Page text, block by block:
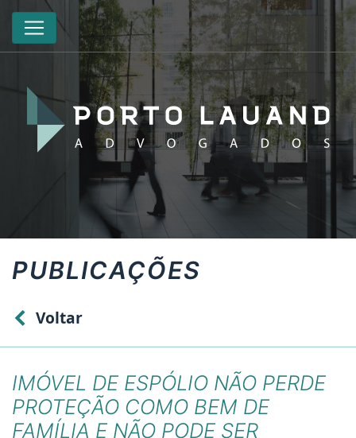
PUBLICAÇÕES
Voltar
IMÓVEL DE ESPÓLIO NÃO PERDE
PROTEÇÃO COMO BEM DE
FAMÍLIA E NÃO PODE SER